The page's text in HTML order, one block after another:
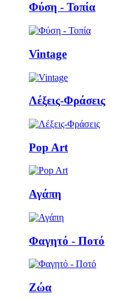
Φύση - Τοπία
Vintage
Λέξεις-Φράσεις
Pop Art
Αγάπη
Φαγητό - Ποτό
Ζώα